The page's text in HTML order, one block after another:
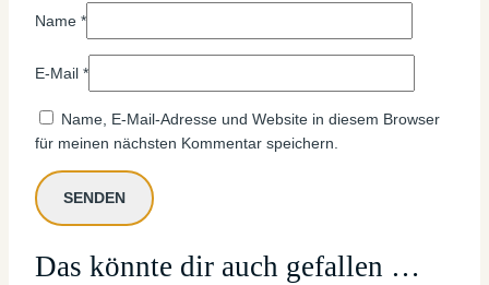
Name *
E-Mail *
Name, E-Mail-Adresse und Website in diesem Browser
für meinen nächsten Kommentar speichern.
Das könnte dir auch gefallen …